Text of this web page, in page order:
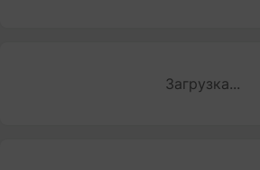
Загрузка...